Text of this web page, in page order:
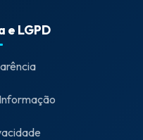
e LGPD